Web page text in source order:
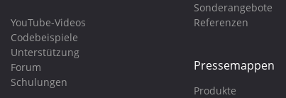
YouTube-Videos
Codebeispiele
Unterstützung
Forum
Schulungen
Sonderangebote
Referenzen
Pressemappen
Produkte